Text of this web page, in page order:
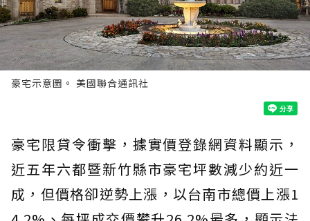
豪宅示意圖。 美國聯合通訊社
豪宅限貸令衝擊，據實價登錄網資料顯示，
近五年六都暨新竹縣市豪宅坪數減少約近一
成，但價格卻逆勢上漲，以台南市總價上漲1